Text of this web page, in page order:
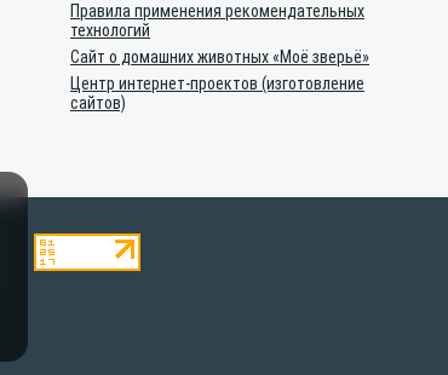
Правила применения рекомендательных
технологий
Сайт о домашних животных «Моё зверьё»
Центр интернет-проектов (изготовление
сайтов)